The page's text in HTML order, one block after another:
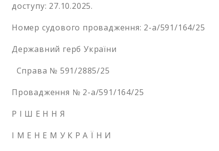
доступу: 27.10.2025.
Номер судового провадження: 2-а/591/164/25
Державний герб України
Справа № 591/2885/25
Провадження № 2-а/591/164/25
Р І Ш Е Н Н Я
І М Е Н Е М У К Р А Ї Н И